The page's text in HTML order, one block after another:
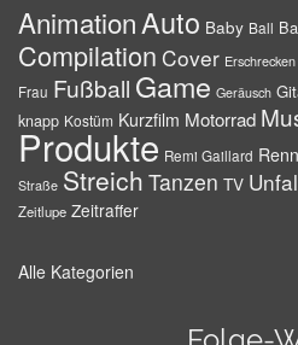
AnimationAuto Baby Ball
Compilation Cover Erschrecken
Frau Fußball Game Geräusch
knapp Kostüm Kurzfilm Motorrad
Produkte Remi Gaillard
Straße Streich Tanzen TV
Zeitlupe Zeitraffer
Alle Kategorien